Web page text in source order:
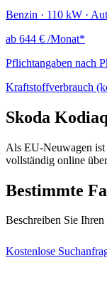
Benzin · 110 kW ·
ab 644 € /Monat*
Pflichtangaben nach
Kraftstoffverbrauch
Skoda
Als EU-Neuwagen
vollständig online
Bestimmte
Beschreiben Sie
Kostenlose